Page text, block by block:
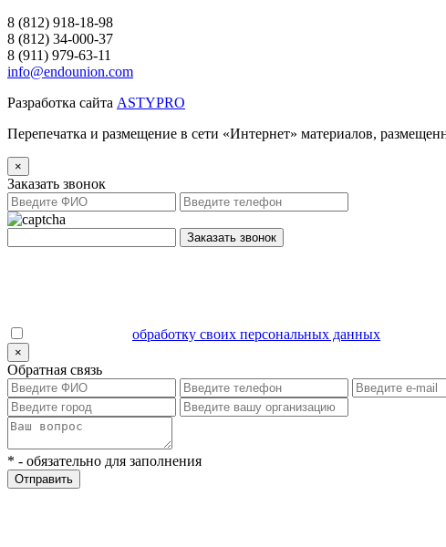
8 (812) 918-18-98
8 (812) 34-000-37
8 (911) 979-63-11
info@endounion.com
Разработка сайта ASTYPRO
Перепечатка и размещение в сети «Интернет» материалов,
×
Заказать звонок
Заказать звонок
обработку своих персональных данных
×
Обратная связь
* - обязательно для заполнения
Отправить